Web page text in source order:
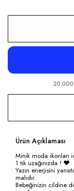
Ürün Açıklaması
Minik moda ikonları
1 tık uzağınızda ! ❤️
Yazın enerjisini
malıdır.
Bebeğinizin cildine